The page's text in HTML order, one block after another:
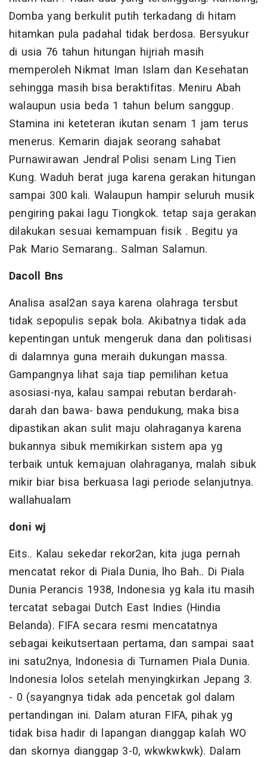
Domba yang berkulit putih terkadang di hitam
hitamkan pula padahal tidak berdosa. Bersyukur
di usia 76 tahun hitungan hijriah masih
memperoleh Nikmat Iman Islam dan Kesehatan
sehingga masih bisa beraktifitas. Meniru Abah
walaupun usia beda 1 tahun belum sanggup.
Stamina ini keteteran ikutan senam 1 jam terus
menerus. Kemarin diajak seorang sahabat
Purnawirawan Jendral Polisi senam Ling Tien
Kung. Waduh berat juga karena gerakan hitungan
sampai 300 kali. Walaupun hampir seluruh musik
pengiring pakai lagu Tiongkok. tetap saja gerakan
dilakukan sesuai kemampuan fisik . Begitu ya
Pak Mario Semarang.. Salman Salamun.
Dacoll Bns
Analisa asal2an saya karena olahraga tersbut
tidak sepopulis sepak bola. Akibatnya tidak ada
kepentingan untuk mengeruk dana dan politisasi
di dalamnya guna meraih dukungan massa.
Gampangnya lihat saja tiap pemilihan ketua
asosiasi-nya, kalau sampai rebutan berdarah-
darah dan bawa- bawa pendukung, maka bisa
dipastikan akan sulit maju olahraganya karena
bukannya sibuk memikirkan sistem apa yg
terbaik untuk kemajuan olahraganya, malah sibuk
mikir biar bisa berkuasa lagi periode selanjutnya.
wallahualam
doni wj
Eits.. Kalau sekedar rekor2an, kita juga pernah
mencatat rekor di Piala Dunia, lho Bah.. Di Piala
Dunia Perancis 1938, Indonesia yg kala itu masih
tercatat sebagai Dutch East Indies (Hindia
Belanda). FIFA secara resmi mencatatnya
sebagai keikutsertaan pertama, dan sampai saat
ini satu2nya, Indonesia di Turnamen Piala Dunia.
Indonesia lolos setelah menyingkirkan Jepang 3.
- 0 (sayangnya tidak ada pencetak gol dalam
pertandingan ini. Dalam aturan FIFA, pihak yg
tidak bisa hadir di lapangan dianggap kalah WO
dan skornya dianggap 3-0, wkwkwkwk). Dalam